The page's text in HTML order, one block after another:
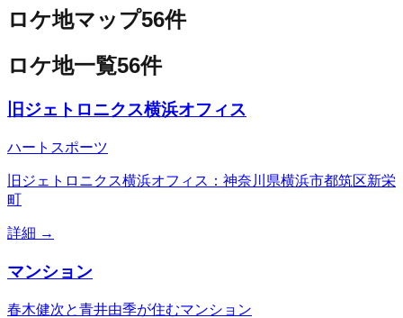
ロケ地マップ56件
ロケ地一覧56件
旧ジェトロニクス横浜オフィス
ハートスポーツ
旧ジェトロニクス横浜オフィス：神奈川県横浜市都筑区新栄
町
詳細 →
マンション
春木健次と青井由季が住むマンション